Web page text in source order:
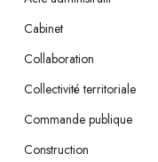
Cabinet
Collaboration
Collectivité territoriale
Commande publique
Construction